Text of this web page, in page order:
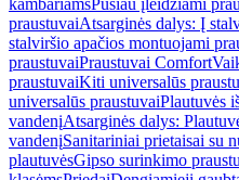
kambariamsPusiau įleidžiami
praustuvaiAtsarginės dalys: Į
stalviršio apačios montuojami
praustuvaiPraustuvai Comfort
praustuvaiKiti universalūs
universalūs praustuvaiPlautuvės
vandenįAtsarginės dalys:
vandenįSanitariniai prietaisai su
plautuvėsGipso surinkimo